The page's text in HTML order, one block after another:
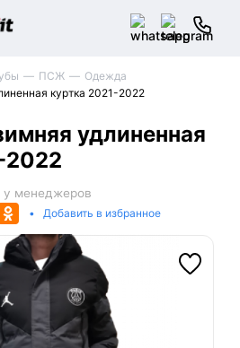
ПСЖ
Одежда
куртка 2021-2022
удлиненная
2022
• Добавить в избранное